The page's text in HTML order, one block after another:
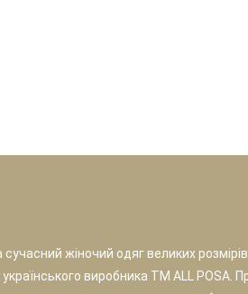
жіночий одяг великих
виробника TM ALL POSA.